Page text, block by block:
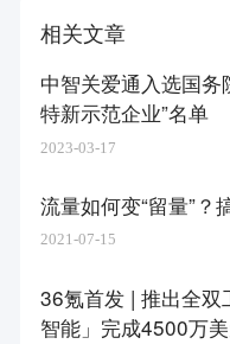
相关文章
中智关爱通入选国务
特新示范企业”名单
2023-03-17
流量如何变“留量”？
2021-07-15
36氪首发 | 推出全双
智能」完成4500万